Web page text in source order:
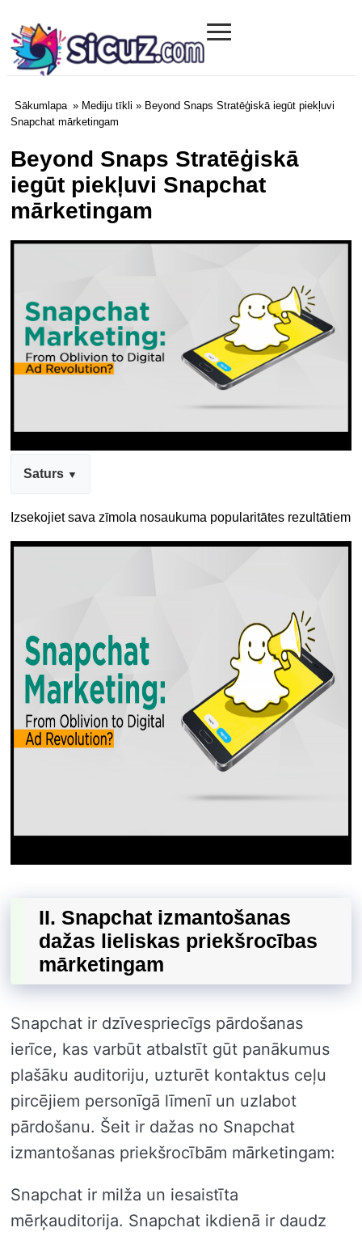
Sicuz.com
≡
Sākumlapa » Mediju tīkli » Beyond Snaps Stratēģiskā iegūt piekļuvi
Snapchat mārketingam
Beyond Snaps Stratēģiskā
iegūt piekļuvi Snapchat
mārketingam
Saturs
Izsekojiet sava zīmola nosaukuma popularitātes rezultātiem
II. Snapchat izmantošanas
dažas lieliskas priekšrocības
mārketingam
Snapchat ir dzīvespriecīgs pārdošanas
ierīce, kas varbūt atbalstīt gūt panākumus
plašāku auditoriju, uzturēt kontaktus ceļu
pircējiem personīgā līmenī un uzlabot
pārdošanu. Šeit ir dažas no Snapchat
izmantošanas priekšrocībām mārketingam:
Snapchat ir milža un iesaistīta
mērķauditorija. Snapchat ikdienā ir daudz